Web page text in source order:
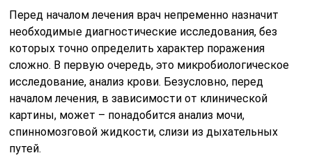
Перед началом лечения врач непременно назначит
необходимые диагностические исследования, без
которых точно определить характер поражения
сложно. В первую очередь, это микробиологическое
исследование, анализ крови. Безусловно, перед
началом лечения, в зависимости от клинической
картины, может – понадобится анализ мочи,
спинномозговой жидкости, слизи из дыхательных
путей.